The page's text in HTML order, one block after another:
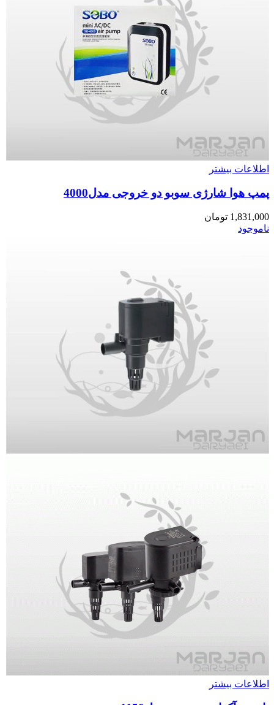
اطلاعات بیشتر
پمپ هوا شارژی سوبو دو خروجی مدل4000
1,831,000 تومان
ناموجود
اطلاعات بیشتر